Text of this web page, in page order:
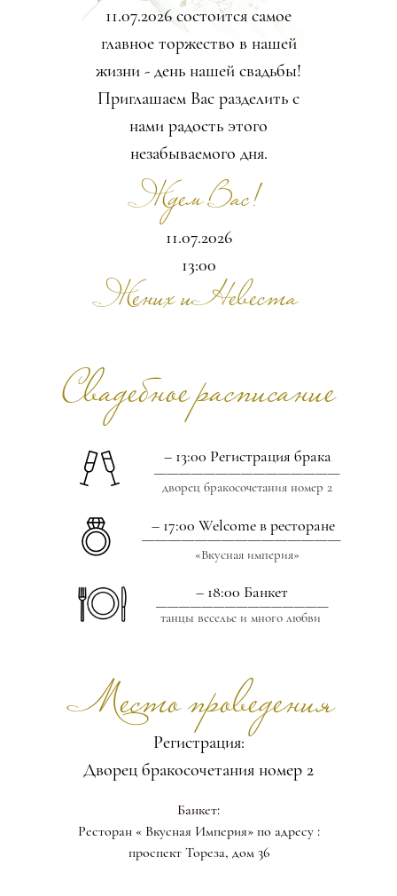
11.07.2026 состоится самое
главное торжество в нашей
жизни - день нашей свадьбы!
Приглашаем Вас разделить с
нами радость этого
незабываемого дня.
Ждем Вас!
11.07.2026
13:00
Жених и Невеста
дворец бракосочетания номер 2
_______________
танцы веселье и много любви
_______________
_______________
«Вкусная империя»
– 13:00 Регистрация брака
– 17:00 Welcome в ресторане
– 18:00 Банкет
Свадебное расписание
Место проведения
Регистрация:
Дворец бракосочетания номер 2
Банкет:
Ресторан « Вкусная Империя» по адресу :
проспект Тореза, дом 36